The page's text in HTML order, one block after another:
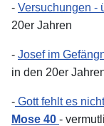
- Versuchungen -
20er Jahren
- Josef im
in den 20er
- Gott fehlt es
Mose 40 -